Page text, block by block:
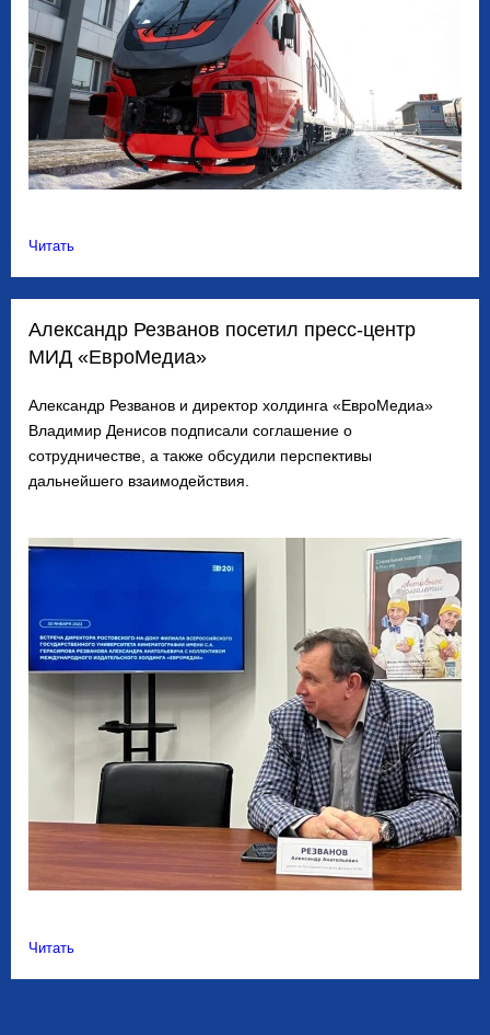
Читать
Александр Резванов посетил пресс-центр
МИД «ЕвроМедиа»
Александр Резванов и директор холдинга «ЕвроМедиа»
Владимир Денисов подписали соглашение о
сотрудничестве, а также обсудили перспективы
дальнейшего взаимодействия.
Читать